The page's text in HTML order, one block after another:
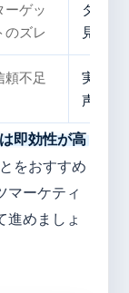
ーゲッ
のズレ
ターゲ
見直し
頼不足
実績・
声を追
即効性が高
をおすすめ
マーケティ
進めましょ